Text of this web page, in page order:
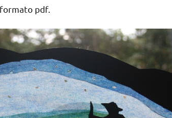
pdf.